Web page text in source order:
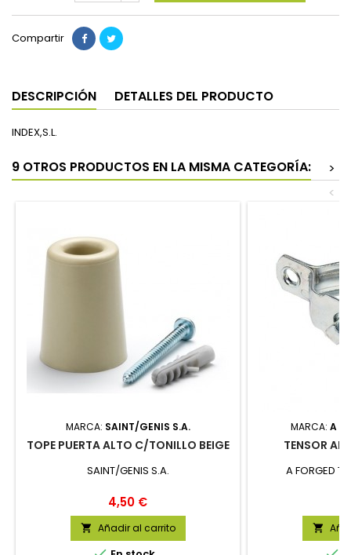
Compartir
DESCRIPCIÓN DETALLES DEL PRODUCTO
INDEX,S.L.
9 OTROS PRODUCTOS EN LA MISMA CATEGORÍA:
>
<
MARCA: SAINT/GENIS S.A.
TOPE PUERTA ALTO C/TONILLO BEIGE
SAINT/GENIS S.A.
Precio
4,50 €
 Añadir al carrito
MARCA: A
TENSOR
A FORGED
